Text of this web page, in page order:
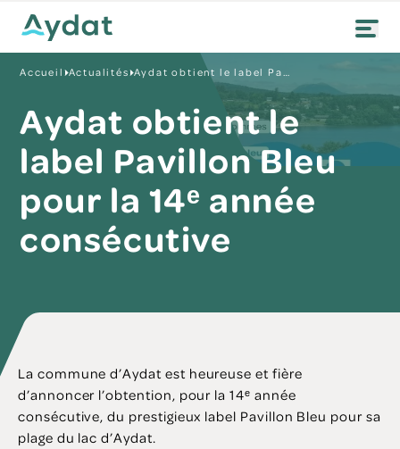
Accueil Actualités Aydat obtient le label Pavillon Bleu pour la 14ᵉ année consécutive
Aydat obtient le
label Pavillon Bleu
pour la 14ᵉ année
consécutive
La commune d’Aydat est heureuse et fière
d’annoncer l’obtention, pour la 14ᵉ année
consécutive, du prestigieux label Pavillon Bleu pour sa
plage du lac d’Aydat.